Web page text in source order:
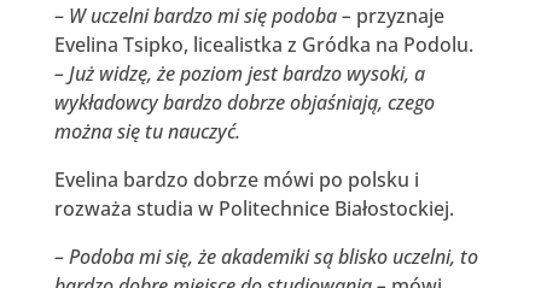
– W uczelni bardzo mi się podoba – przyznaje
Evelina Tsipko, licealistka z Gródka na Podolu.
– Już widzę, że poziom jest bardzo wysoki, a
wykładowcy bardzo dobrze objaśniają, czego
można się tu nauczyć.
Evelina bardzo dobrze mówi po polsku i
rozważa studia w Politechnice Białostockiej.
– Podoba mi się, że akademiki są blisko uczelni, to